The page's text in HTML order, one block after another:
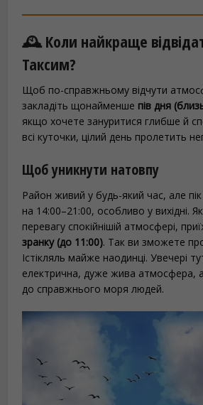
🕰️ Коли найкраще
Таксим?
Щоб по-справжньому відчути
закладіть щонайменше пів дня
якщо хочете зануритися глибше й
всі куточки, цілий день пролетить
Щоб уникнути натовпу
Район живий у будь-який час, але
на 14:00–21:00, особливо у вихідні.
перевагу спокійнішій атмосфері,
зранку (до 11:00). Так ви зможете
Істікляль майже наодинці. Увечері
електрична, дуже жива атмосфера,
до справжнього моря людей.